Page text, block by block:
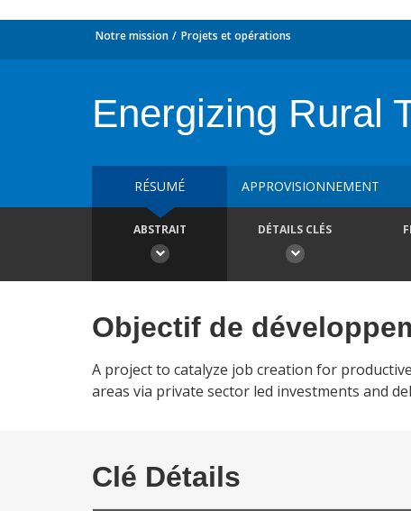
Notre mission Projets et opérations
Energizing Rural
RÉSUMÉ APPROVISIONNEMENT
ABSTRAIT DÉTAILS CLÉS
Objectif de
A project to catalyze job creation for
areas via private sector led investments and
Clé Détails